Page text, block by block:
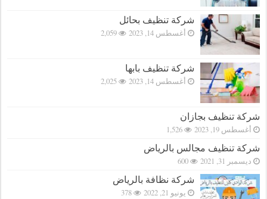
شركة تنظيف بحائل
أغسطس 14, 2023 2,059
شركة تنظيف بابها
أغسطس 14, 2023 2,025
شركة تنظيف بجازان
أغسطس 19, 2023 1,526
شركة تنظيف مجالس بالرياض
ديسمبر 31, 2021 600
شركة نظافة بالرياض
يونيو 21, 2022 378